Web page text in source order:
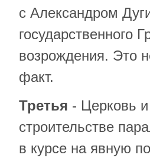
с Александром
государственного
возрождения. Это
факт.
Третья - Церковь
строительстве
в курсе на явную